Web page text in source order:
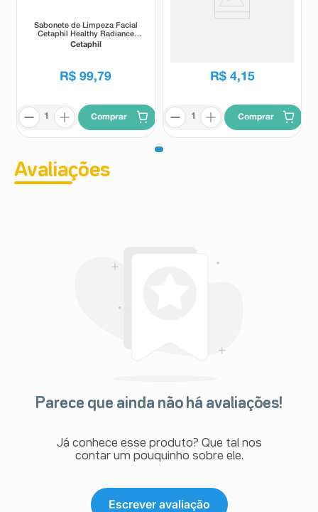
Sabonete de Limpeza Facial
Cetaphil Healthy Radiance
Antimanchas 100g
Cetaphil
R$ 99,79
Comprar
R$ 4,15
Comprar
Avaliações
Parece que ainda não há avaliações!
Já conhece esse produto? Que tal nos
contar um pouquinho sobre ele.
Escrever avaliação